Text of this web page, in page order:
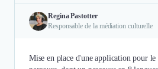
Regina Pastotter
Responsable de la médiation culturelle
Mise en place d'une application pour le